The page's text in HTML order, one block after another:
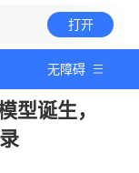
打开
无障碍
型诞生，